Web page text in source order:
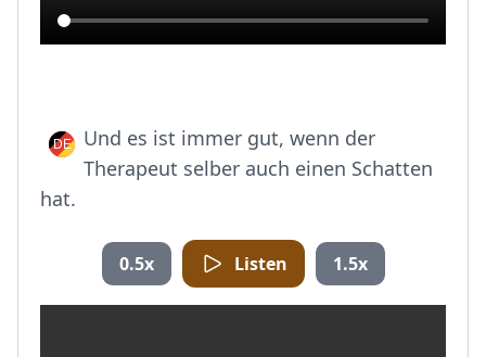
Und es ist immer gut, wenn der
Therapeut selber auch einen Schatten
hat.
0.5x Listen 1.5x